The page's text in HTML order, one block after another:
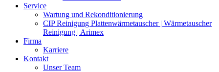
Service
Wartung und Rekonditionierung
CIP Reinigung Plattenwärmetauscher | Wärmetauscher
Reinigung | Arimex
Firma
Karriere
Kontakt
Unser Team